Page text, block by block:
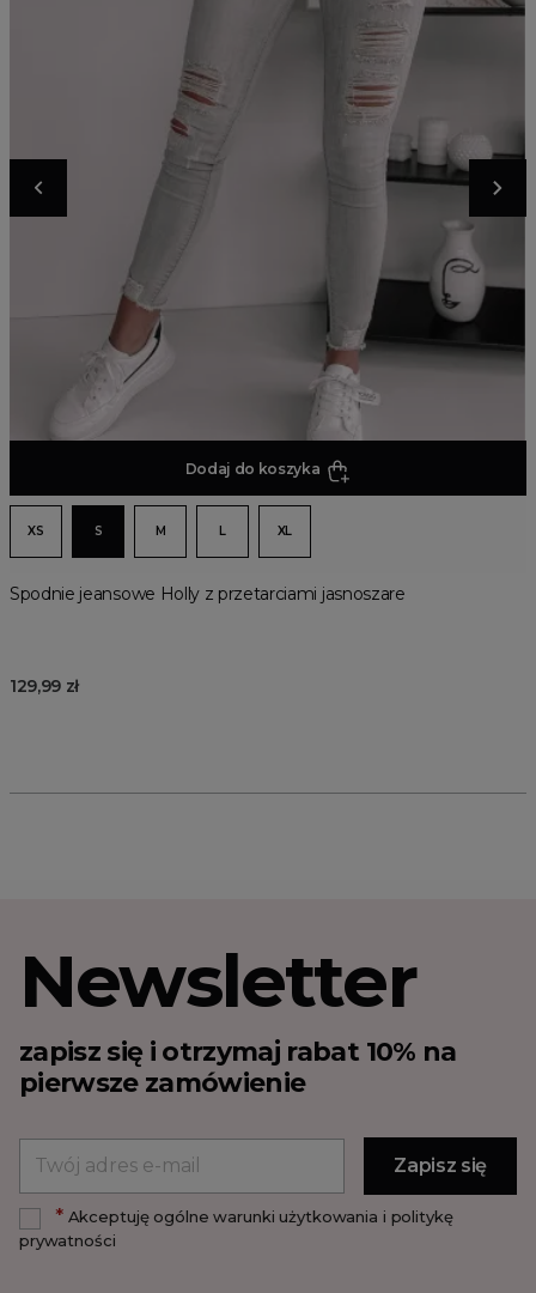
Dodaj do koszyka
XS S M L XL
Spodnie jeansowe Holly z przetarciami jasnoszare
129,99 zł
Newsletter
zapisz się i otrzymaj rabat 10% na
pierwsze zamówienie
*Akceptuję ogólne warunki użytkowania i politykę
prywatności